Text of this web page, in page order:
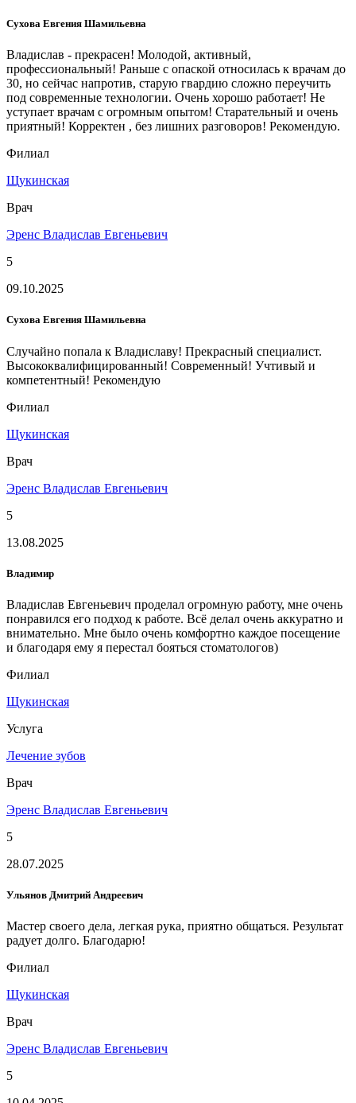
Сухова Евгения Шамильевна
Владислав - прекрасен! Молодой, активный,
профессиональный! Раньше с опаской относилась к врачам до
30, но сейчас напротив, старую гвардию сложно переучить
под современные технологии. Очень хорошо работает! Не
уступает врачам с огромным опытом! Старательный и очень
приятный! Корректен , без лишних разговоров! Рекомендую.
Филиал
Щукинская
Врач
Эренс Владислав Евгеньевич
5
09.10.2025
Сухова Евгения Шамильевна
Случайно попала к Владиславу! Прекрасный специалист.
Высококвалифицированный! Современный! Учтивый и
компетентный! Рекомендую
Филиал
Щукинская
Врач
Эренс Владислав Евгеньевич
5
13.08.2025
Владимир
Владислав Евгеньевич проделал огромную работу, мне очень
понравился его подход к работе. Всё делал очень аккуратно и
внимательно. Мне было очень комфортно каждое посещение
и благодаря ему я перестал бояться стоматологов)
Филиал
Щукинская
Услуга
Лечение зубов
Врач
Эренс Владислав Евгеньевич
5
28.07.2025
Ульянов Дмитрий Андреевич
Мастер своего дела, легкая рука, приятно общаться. Результат
радует долго. Благодарю!
Филиал
Щукинская
Врач
Эренс Владислав Евгеньевич
5